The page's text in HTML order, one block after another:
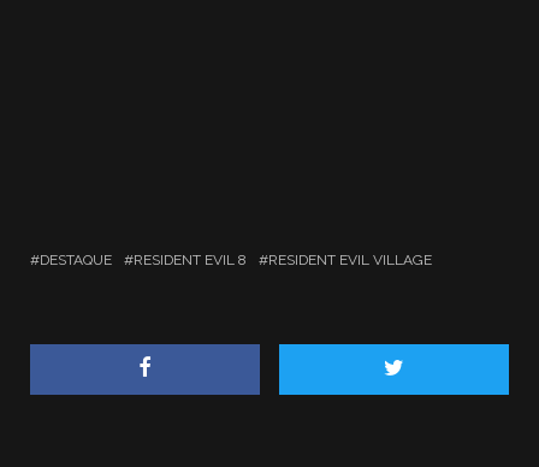
DESTAQUE RESIDENT EVIL 8 RESIDENT EVIL VILLAGE